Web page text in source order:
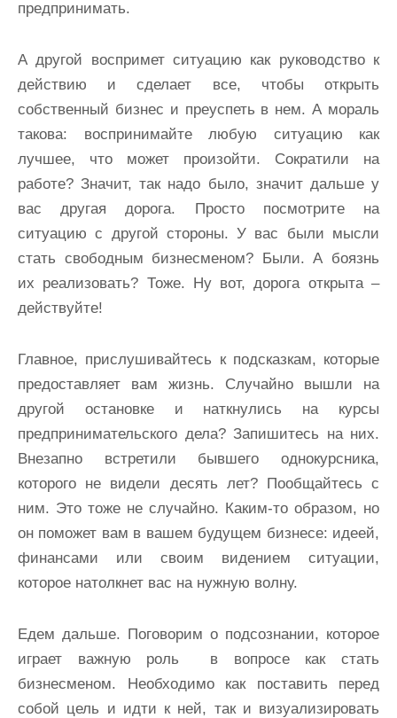
предпринимать.
А другой воспримет ситуацию как руководство к
действию и сделает все, чтобы открыть
собственный бизнес и преуспеть в нем. А мораль
такова: воспринимайте любую ситуацию как
лучшее, что может произойти. Сократили на
работе? Значит, так надо было, значит дальше у
вас другая дорога. Просто посмотрите на
ситуацию с другой стороны. У вас были мысли
стать свободным бизнесменом? Были. А боязнь
их реализовать? Тоже. Ну вот, дорога открыта –
действуйте!
Главное, прислушивайтесь к подсказкам, которые
предоставляет вам жизнь. Случайно вышли на
другой остановке и наткнулись на курсы
предпринимательского дела? Запишитесь на них.
Внезапно встретили бывшего однокурсника,
которого не видели десять лет? Пообщайтесь с
ним. Это тоже не случайно. Каким-то образом, но
он поможет вам в вашем будущем бизнесе: идеей,
финансами или своим видением ситуации,
которое натолкнет вас на нужную волну.
Едем дальше. Поговорим о подсознании, которое
играет важную роль в вопросе как стать
бизнесменом. Необходимо как поставить перед
собой цель и идти к ней, так и визуализировать